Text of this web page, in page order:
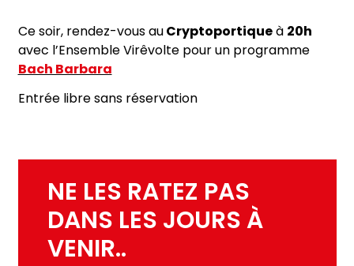
Ce soir, rendez-vous auCryptoportiqueà 20h
avec l’Ensemble Virêvolte pour un programme
Bach Barbara
Entrée libre sans réservation
NE LES RATEZ PAS
DANS LES JOURS À
VENIR..